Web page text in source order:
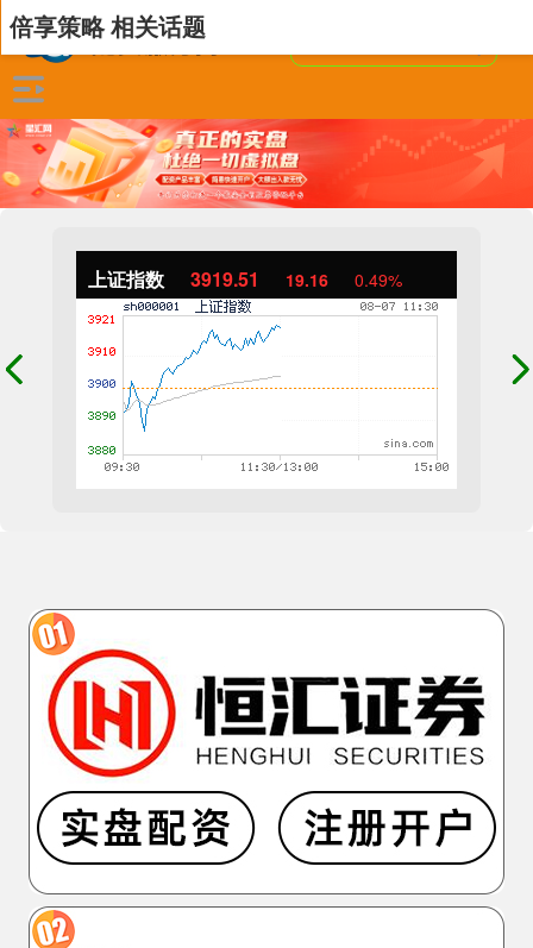
上证指数 3919.51 19.16 0.49%
倍享策略 相关话题